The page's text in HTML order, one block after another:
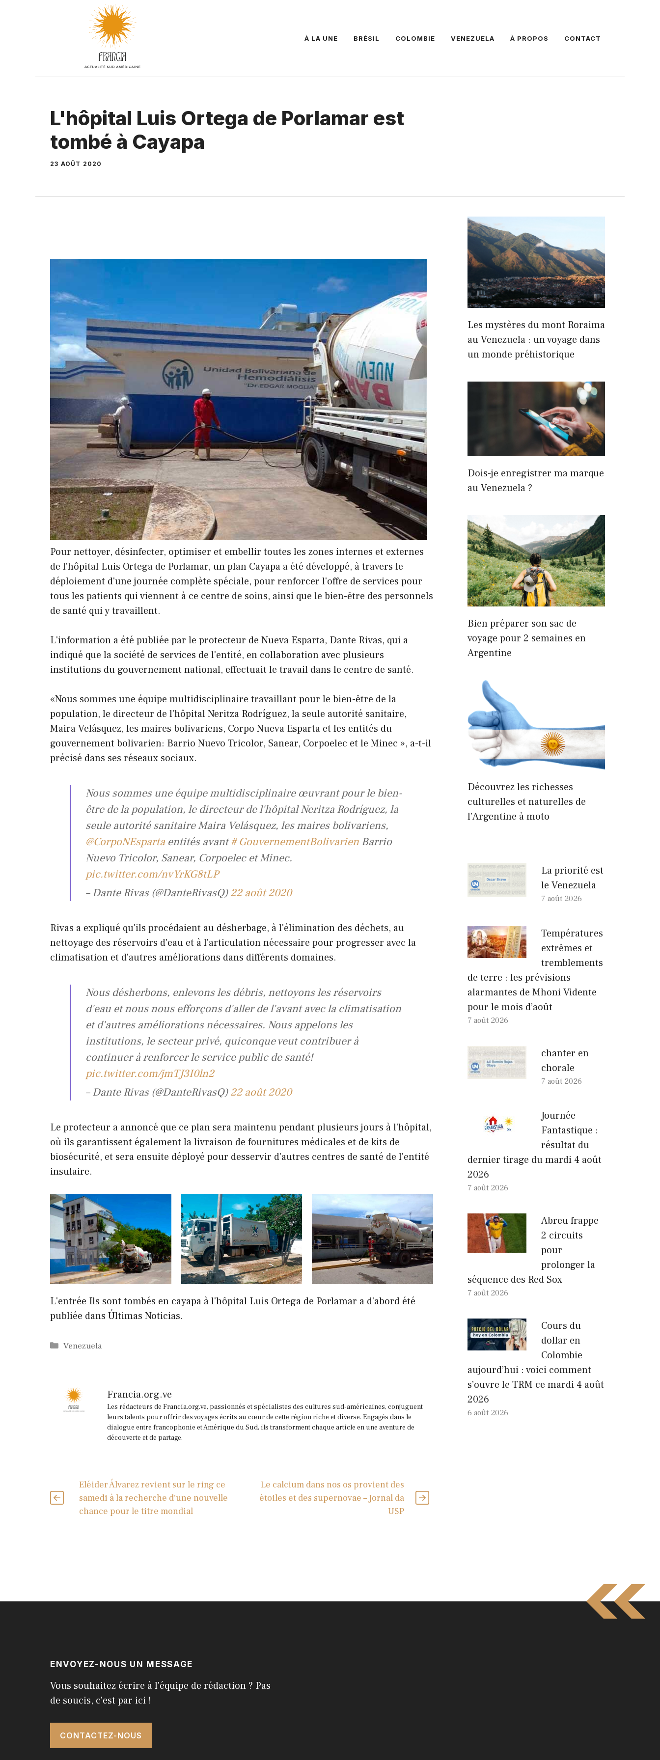
À LA UNE BRÉSIL COLOMBIE VENEZUELA À PROPOS CONTACT
L'hôpital Luis Ortega de Porlamar est
tombé à Cayapa
23 AOÛT 2020
Pour nettoyer, désinfecter, optimiser et embellir toutes les zones internes et externes
de l'hôpital Luis Ortega de Porlamar, un plan Cayapa a été développé, à travers le
déploiement d'une journée complète spéciale, pour renforcer l'offre de services pour
tous les patients qui viennent à ce centre de soins, ainsi que le bien-être des personnels
de santé qui y travaillent.
L'information a été publiée par le protecteur de Nueva Esparta, Dante Rivas, qui a
indiqué que la société de services de l'entité, en collaboration avec plusieurs
institutions du gouvernement national, effectuait le travail dans le centre de santé.
«Nous sommes une équipe multidisciplinaire travaillant pour le bien-être de la
population, le directeur de l'hôpital Neritza Rodríguez, la seule autorité sanitaire,
Maira Velásquez, les maires bolivariens, Corpo Nueva Esparta et les entités du
gouvernement bolivarien: Barrio Nuevo Tricolor, Sanear, Corpoelec et le Minec », a-t-il
précisé dans ses réseaux sociaux.
Nous sommes une équipe multidisciplinaire œuvrant pour le bien-
être de la population, le directeur de l'hôpital Neritza Rodríguez, la
seule autorité sanitaire Maira Velásquez, les maires bolivariens,
@CorpoNEsparta entités avant# GouvernementBolivarien Barrio
Nuevo Tricolor, Sanear, Corpoelec et Minec.
pic.twitter.com/nvYrKG8tLP
– Dante Rivas (@DanteRivasQ)22 août 2020
Rivas a expliqué qu'ils procédaient au désherbage, à l'élimination des déchets, au
nettoyage des réservoirs d'eau et à l'articulation nécessaire pour progresser avec la
climatisation et d'autres améliorations dans différents domaines.
Nous désherbons, enlevons les débris, nettoyons les réservoirs
d'eau et nous nous efforçons d'aller de l'avant avec la climatisation
et d'autres améliorations nécessaires. Nous appelons les
institutions, le secteur privé, quiconque veut contribuer à
continuer à renforcer le service public de santé!
pic.twitter.com/jmTJ3I0ln2
– Dante Rivas (@DanteRivasQ)22 août 2020
Le protecteur a annoncé que ce plan sera maintenu pendant plusieurs jours à l'hôpital,
où ils garantissent également la livraison de fournitures médicales et de kits de
biosécurité, et sera ensuite déployé pour desservir d'autres centres de santé de l'entité
insulaire.
L'entrée Ils sont tombés en cayapa à l'hôpital Luis Ortega de Porlamar a d'abord été
publiée dans Últimas Noticias.
Catégories
Venezuela
Francia.org.ve
Les rédacteurs de Francia.org.ve, passionnés et spécialistes des cultures sud-américaines, conjuguent
leurs talents pour offrir des voyages écrits au cœur de cette région riche et diverse. Engagés dans le
dialogue entre francophonie et Amérique du Sud, ils transforment chaque article en une aventure de
découverte et de partage.
Eléider Álvarez revient sur le ring ce
samedi à la recherche d'une nouvelle
chance pour le titre mondial
Le calcium dans nos os provient des
étoiles et des supernovae – Jornal da
USP
Les mystères du mont Roraima
au Venezuela : un voyage dans
un monde préhistorique
Dois-je enregistrer ma marque
au Venezuela ?
Bien préparer son sac de
voyage pour 2 semaines en
Argentine
Découvrez les richesses
culturelles et naturelles de
l’Argentine à moto
La priorité est
le Venezuela
7 août 2026
Températures
extrêmes et
tremblements
de terre : les prévisions
alarmantes de Mhoni Vidente
pour le mois d’août
7 août 2026
chanter en
chorale
7 août 2026
Journée
Fantastique :
résultat du
dernier tirage du mardi 4 août
2026
7 août 2026
Abreu frappe
2 circuits
pour
prolonger la
séquence des Red Sox
7 août 2026
Cours du
dollar en
Colombie
aujourd’hui : voici comment
s’ouvre le TRM ce mardi 4 août
2026
6 août 2026
ENVOYEZ-NOUS UN MESSAGE
Vous souhaitez écrire à l'équipe de rédaction ? Pas
de soucis, c'est par ici !
CONTACTEZ-NOUS